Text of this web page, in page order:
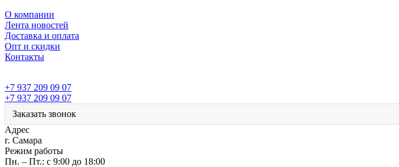
О компании
Лента новостей
Доставка и оплата
Опт и скидки
Контакты
+7 937 209 09 07
+7 937 209 09 07
Заказать звонок
Адрес
г. Самара
Режим работы
Пн. – Пт.: с 9:00 до 18:00